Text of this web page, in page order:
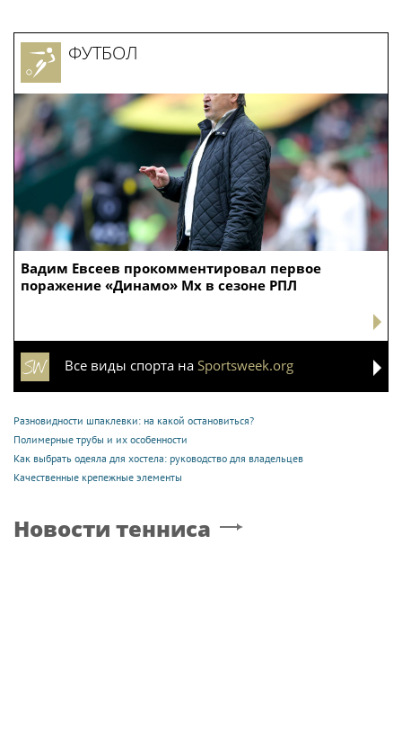
Вадим Евсеев прокомментировал первое
поражение «Динамо» Мх в сезоне РПЛ
ФУТБОЛ
Все виды спорта на Sportsweek.org
Разновидности шпаклевки: на какой остановиться?
Полимерные трубы и их особенности
Как выбрать одеяла для хостела: руководство для владельцев
Качественные крепежные элементы
Новости тенниса